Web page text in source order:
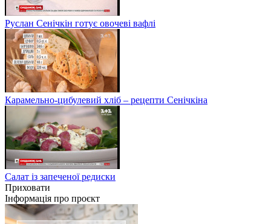
Руслан Сенічкін готує овочеві вафлі
Карамельно-цибулевий хліб – рецепти Сенічкіна
Салат із запеченої редиски
Приховати
Інформація про проєкт